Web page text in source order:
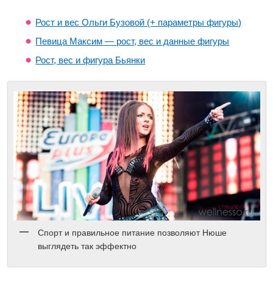
Рост и вес Ольги Бузовой (+ параметры фигуры)
Певица Максим — рост, вес и данные фигуры
Рост, вес и фигура Бьянки
Спорт и правильное питание позволяют Нюше
выглядеть так эффектно